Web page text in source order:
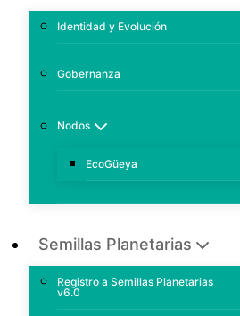
Identidad y Evolución
Gobernanza
Nodos
EcoGüeya
Semillas Planetarias
Registro a Semillas Planetarias
v6.0